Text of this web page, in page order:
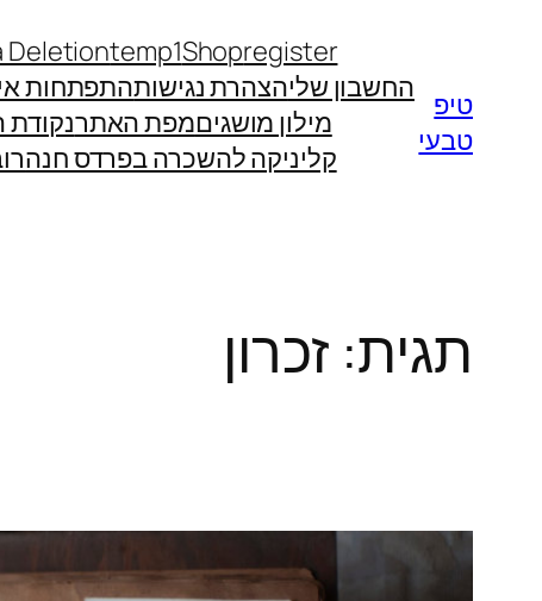
טיפ
טבעי
register
Shop
temp1
Deletion
החשבון שליהצהרת נגישותהתפתחות
מילון מושגיםמפת האתר
קליניקה להשכרה בפרדס חנה
תגית: זכרון